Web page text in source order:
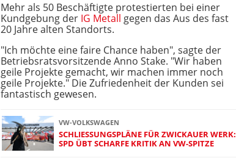
Mehr als 50 Beschäftigte protestierten bei einer
Kundgebung der IG Metall gegen das Aus des fast
20 Jahre alten Standorts.
"Ich möchte eine faire Chance haben", sagte der
Betriebsratsvorsitzende Anno Stake. "Wir haben
geile Projekte gemacht, wir machen immer noch
geile Projekte." Die Zufriedenheit der Kunden sei
fantastisch gewesen.
VW-VOLKSWAGEN
SCHLIESSUNGSPLÄNE FÜR ZWICKAUER WERK: S
PD ÜBT SCHARFE KRITIK AN VW-SPITZE